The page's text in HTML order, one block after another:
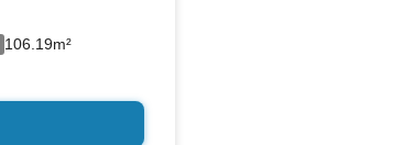
106.19m²